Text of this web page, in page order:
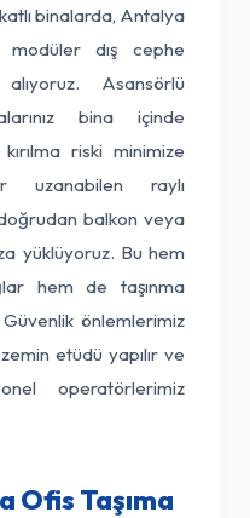
binalarda, Antalya
dış cephe
Asansörlü
bina içinde
riski minimize
raylı
doğrudan balkon veya
yüklüyoruz. Bu hem
hem de taşınma
Güvenlik önlemlerimiz
etüdü yapılır ve
operatörlerimiz
Ofis Taşıma